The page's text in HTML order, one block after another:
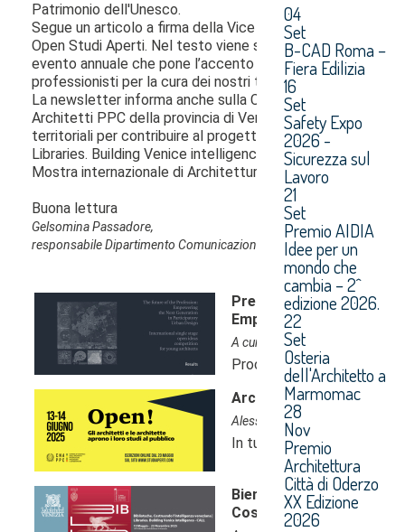
04
Set
B-CAD Roma –
Fiera Edilizia
16
Set
Safety Expo
2026 -
Sicurezza sul
Lavoro
21
Set
Premio AIDIA
Idee per un
mondo che
cambia – 2^
edizione 2026.
22
Set
Osteria
dell'Architetto a
Marmomac
28
Nov
Premio
Architettura
Città di Oderzo
XX Edizione
2026